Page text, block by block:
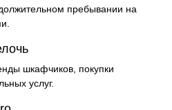
пребывании на
шкафчиков, покупки
услуг.